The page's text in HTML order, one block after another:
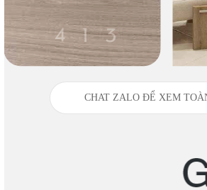
CHAT ZALO ĐỂ XEM